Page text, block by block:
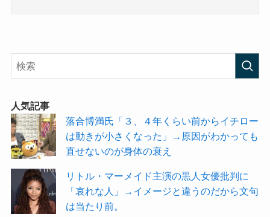
人気記事
落合博満氏「３、４年くらい前からイチロー
は動きが小さくなった」→原因がわかっても
直せないのが身体の衰え
リトル・マーメイド主演の黒人女優批判に
「哀れな人」→イメージと違うのだから文句
は当たり前。